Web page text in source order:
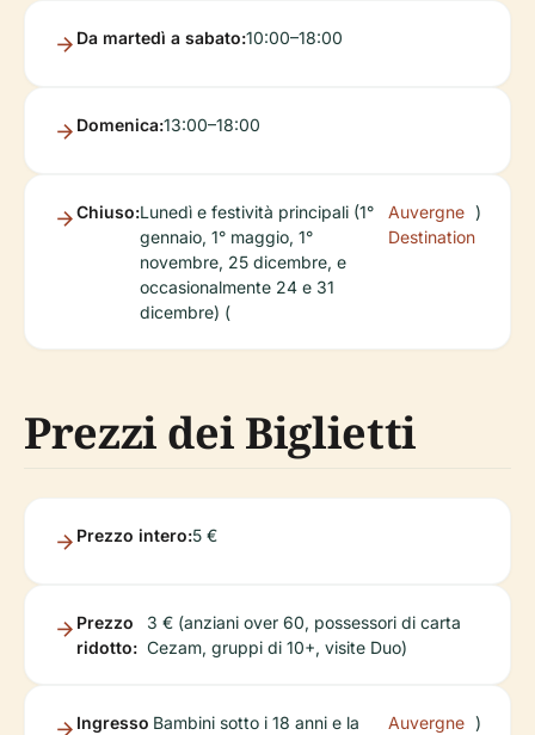
Da martedì a sabato:10:00–18:00
Domenica:13:00–18:00
Chiuso:Lunedì e festività principali (1°
gennaio, 1° maggio, 1°
novembre, 25 dicembre, e
occasionalmente 24 e 31
dicembre) (
Auvergne
Destination
)
Prezzi dei Biglietti
Prezzo intero:5 €
Prezzo
ridotto:
3 € (anziani over 60, possessori di carta
Cezam, gruppi di 10+, visite Duo)
Ingresso Bambini sotto i 18 anni e la
Auvergne )